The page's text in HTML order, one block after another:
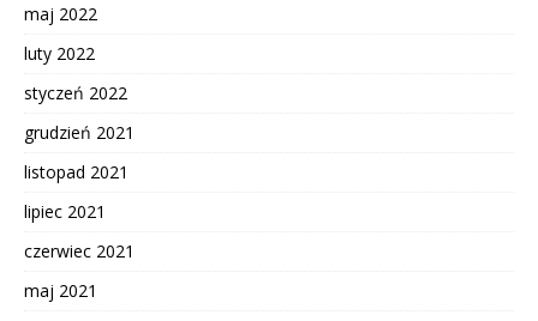
maj 2022
luty 2022
styczeń 2022
grudzień 2021
listopad 2021
lipiec 2021
czerwiec 2021
maj 2021